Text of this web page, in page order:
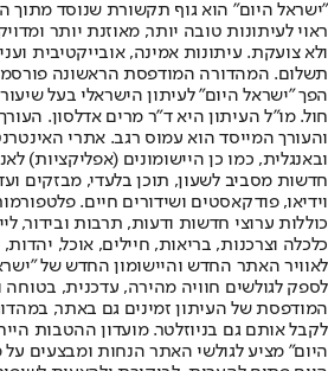
"ישראל היום" הוא גוף תקשורת שנוסד מתוך
ראוי לעיתונות טובה יותר, מאוזנת יותר
ולא צועקת. עיתונות אמינה, אובייקטיבית
הפך "ישראל היום" לעיתון הישראלי בעל
חול. מו"ל העיתון היא ד"ר מרים אדלסון.
והעורך המייסד הוא עמוס רגב. אתרי
חדשות מסביב לשעון, תוכן בלעדי, מבזקים
וידיאו, פודקאסטים ושידורים חיים.
כוללות ערוצי חדשות ודעות, תרבות ובידור,
לאוויר האתר החדש והיישומון החדש של
לספק לגולשים חוויה מהירה, עדכנית, בטוחה
המודפסת של העיתון זמינים גם באתר,
לקבל אותם גם בניוזלטר. מועדון ההטבות
היום" מציע לגולשי האתר הנחות ומבצעים על